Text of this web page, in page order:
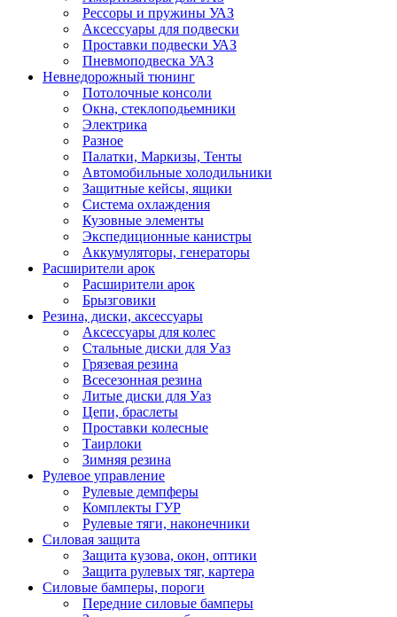
Рессоры и пружины УАЗ
Аксессуары для подвески
Проставки подвески УАЗ
Пневмоподвеска УАЗ
Невнедорожный тюнинг
Потолочные консоли
Окна, стеклоподьемники
Электрика
Разное
Палатки, Маркизы, Тенты
Автомобильные холодильники
Защитные кейсы, ящики
Система охлаждения
Кузовные элементы
Экспедиционные канистры
Аккумуляторы, генераторы
Расширители арок
Расширители арок
Брызговики
Резина, диски, аксессуары
Аксессуары для колес
Стальные диски для Уаз
Грязевая резина
Всесезонная резина
Литые диски для Уаз
Цепи, браслеты
Проставки колесные
Таирлоки
Зимняя резина
Рулевое управление
Рулевые демпферы
Комплекты ГУР
Рулевые тяги, наконечники
Силовая защита
Защита кузова, окон, оптики
Защита рулевых тяг, картера
Силовые бамперы, пороги
Передние силовые бамперы